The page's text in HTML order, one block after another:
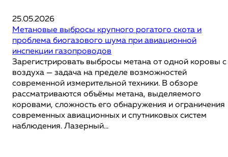
25.05.2026
Метановые выбросы крупного рогатого скота и
проблема биогазового шума при авиационной
инспекции газопроводов
Зарегистрировать выбросы метана от одной коровы с
воздуха — задача на пределе возможностей
современной измерительной техники. В обзоре
рассматриваются объёмы метана, выделяемого
коровами, сложность его обнаружения и ограничения
современных авиационных и спутниковых систем
наблюдения. Лазерный...